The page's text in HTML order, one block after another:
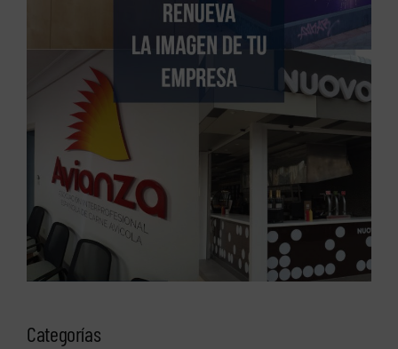
Categorías